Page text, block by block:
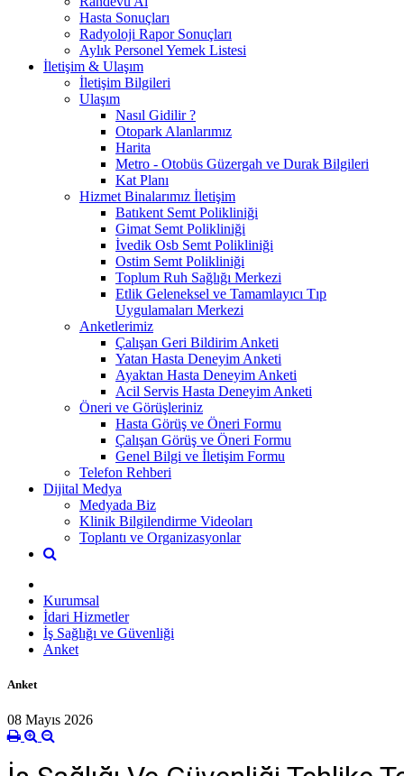
Hasta Sonuçları
Radyoloji Rapor Sonuçları
Aylık Personel Yemek Listesi
İletişim & Ulaşım
İletişim Bilgileri
Ulaşım
Nasıl Gidilir ?
Otopark Alanlarımız
Harita
Metro - Otobüs Güzergah ve Durak Bilgileri
Kat Planı
Hizmet Binalarımız İletişim
Batıkent Semt Polikliniği
Gimat Semt Polikliniği
İvedik Osb Semt Polikliniği
Ostim Semt Polikliniği
Toplum Ruh Sağlığı Merkezi
Etlik Geleneksel ve Tamamlayıcı Tıp
Uygulamaları Merkezi
Anketlerimiz
Çalışan Geri Bildirim Anketi
Yatan Hasta Deneyim Anketi
Ayaktan Hasta Deneyim Anketi
Acil Servis Hasta Deneyim Anketi
Öneri ve Görüşleriniz
Hasta Görüş ve Öneri Formu
Çalışan Görüş ve Öneri Formu
Genel Bilgi ve İletişim Formu
Telefon Rehberi
Dijital Medya
Medyada Biz
Klinik Bilgilendirme Videoları
Toplantı ve Organizasyonlar
Kurumsal
İdari Hizmetler
İş Sağlığı ve Güvenliği
Anket
Anket
08 Mayıs 2026